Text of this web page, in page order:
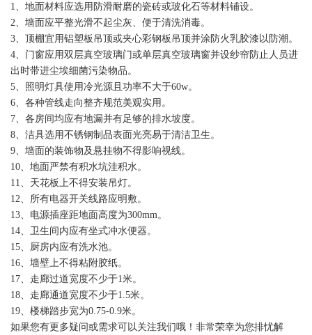
1、地面材料应选用防滑耐磨的瓷砖或玻化石等材料铺设。
2、墙面应平整光滑不起尘灰、便于清洗消毒。
3、顶棚宜用铝塑板吊顶或夹心彩钢板吊顶并涂防火乳胶漆以防潮。
4、门窗应用双层真空玻璃门或单层真空玻璃窗并设纱帘防止人员进
出时带进尘埃细菌污染物品。
5、照明灯具使用冷光源且功率不大于60w。
6、各种管线走向整齐规范美观实用。
7、各房间均应有地漏并有足够的排水坡度。
8、洁具选用不锈钢制品表面光亮易于清洁卫生。
9、墙面的装饰物及悬挂物不得影响视线。
10、地面严禁有积水坑洼积水。
11、天花板上不得安装吊灯。
12、所有电器开关线路应明敷。
13、电源插座距地面高度为300mm。
14、卫生间内应有坐式冲水便器。
15、厨房内应有洗水池。
16、墙壁上不得粘附胶纸。
17、走廊过道宽度不少于1米。
18、走廊通道宽度不少于1.5米。
19、楼梯踏步宽为0.75-0.9米。
如果您有更多疑问或需求可以关注我们哦！非常荣幸为您排忧解